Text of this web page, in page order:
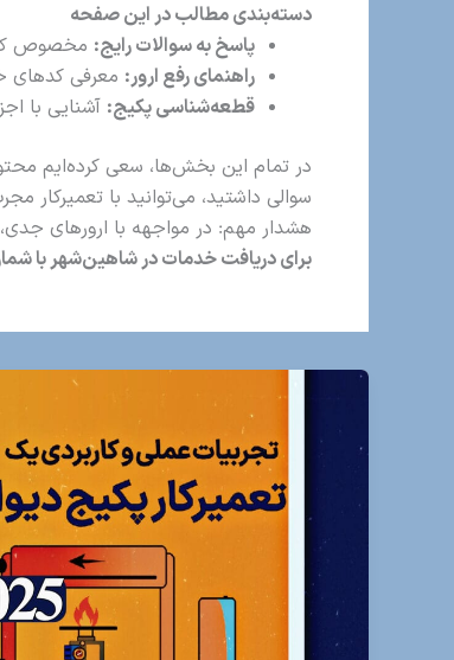
دسته‌بندی مطالب در این صفحه
پاسخ به سوالات رایج: مخصوص
راهنمای رفع ارور: معرفی کدهای
قطعه‌شناسی پکیج: آشنایی با
در تمام این بخش‌ها، سعی کرده‌ایم
سوالی داشتید، می‌توانید با تعمیرکار
هشدار مهم: در مواجهه با ارورهای
برای دریافت خدمات در شاهین‌شهر با